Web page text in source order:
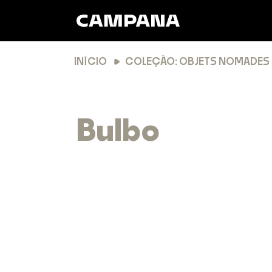
INÍCIO COLEÇÃO: OBJETS NOMADES
Bulbo